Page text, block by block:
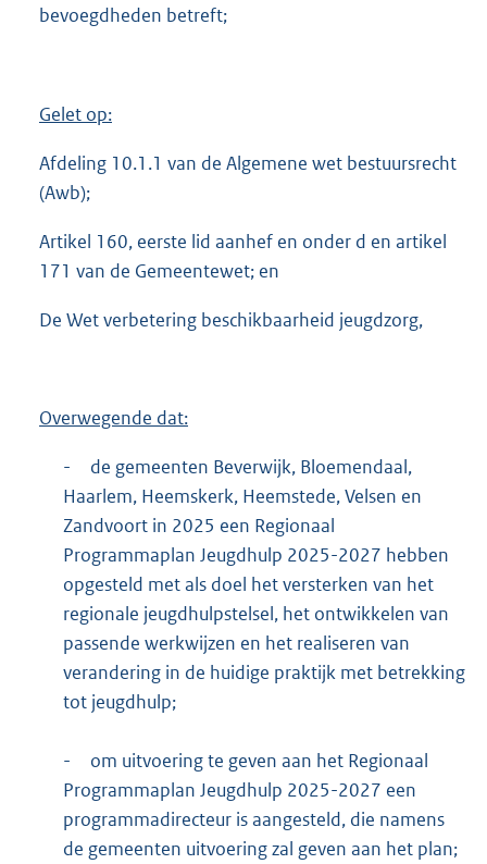
bevoegdheden betreft;
Gelet op:
Afdeling 10.1.1 van de Algemene wet bestuursrecht
(Awb);
Artikel 160, eerste lid aanhef en onder d en artikel
171 van de Gemeentewet; en
De Wet verbetering beschikbaarheid jeugdzorg,
Overwegende dat:
-
de gemeenten Beverwijk, Bloemendaal,
Haarlem, Heemskerk, Heemstede, Velsen en
Zandvoort in 2025 een Regionaal
Programmaplan Jeugdhulp 2025-2027 hebben
opgesteld met als doel het versterken van het
regionale jeugdhulpstelsel, het ontwikkelen van
passende werkwijzen en het realiseren van
verandering in de huidige praktijk met betrekking
tot jeugdhulp;
-
om uitvoering te geven aan het Regionaal
Programmaplan Jeugdhulp 2025-2027 een
programmadirecteur is aangesteld, die namens
de gemeenten uitvoering zal geven aan het plan;